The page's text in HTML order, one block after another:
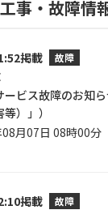
事・故障情
掲載 故障
ービス故障のお知
）」）
月07日 08時00分
掲載 故障